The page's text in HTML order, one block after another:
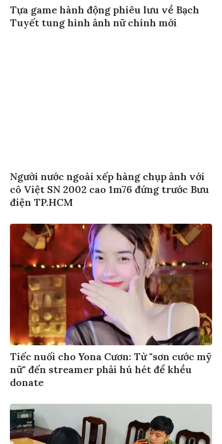
Tựa game hành động phiêu lưu về Bạch
Tuyết tung hình ảnh nữ chính mới
Người nước ngoài xếp hàng chụp ảnh với
cô Việt SN 2002 cao 1m76 đứng trước Bưu
điện TP.HCM
Tiếc nuối cho Yona Cươn: Từ "sơn cước mỹ
nữ" đến streamer phải hú hét để khều
donate